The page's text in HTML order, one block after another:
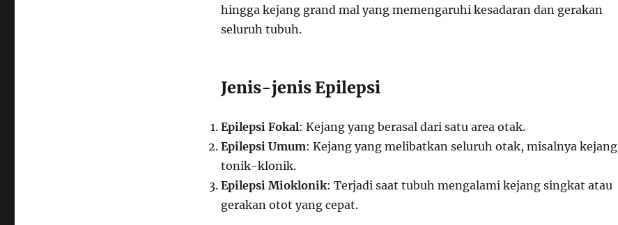
hingga kejang grand mal yang memengaruhi kesadaran dan gerakan
seluruh tubuh.
Jenis-jenis Epilepsi
Epilepsi Fokal: Kejang yang berasal dari satu area otak.
Epilepsi Umum: Kejang yang melibatkan seluruh otak, misalnya kejang
tonik-klonik.
Epilepsi Mioklonik: Terjadi saat tubuh mengalami kejang singkat atau
gerakan otot yang cepat.